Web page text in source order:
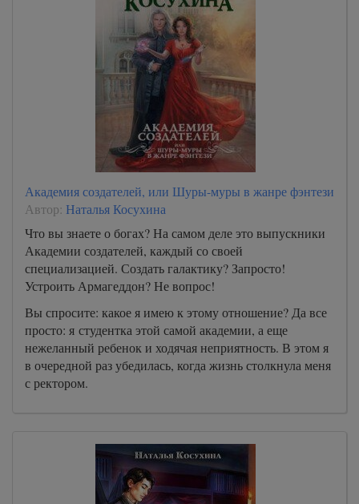
Академия создателей, или Шуры-муры в жанре фэнтези
Автор: Наталья Косухина
Что вы знаете о богах? На самом деле это выпускники
Академии создателей, каждый со своей
специализацией. Создать галактику? Запросто!
Устроить Армагеддон? Не вопрос!
Вы спросите: какое я имею к этому отношение? Да все
просто: я студентка этой самой академии, а еще
нежеланный ребенок и ходячая неприятность. В этом я
в очередной раз убедилась, когда жизнь столкнула меня
с ректором.